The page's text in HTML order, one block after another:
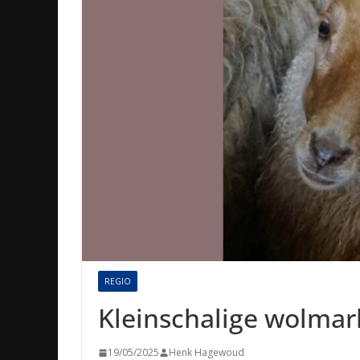
REGIO
Kleinschalige
19/05/2025 Henk Hagewoud